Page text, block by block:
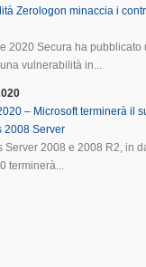
Zerologon minaccia i
2020 Secura ha pubblicato
vulnerabilità in...
– Microsoft terminerà il
2008 Server
Server 2008 e 2008 R2, in
terminerà...